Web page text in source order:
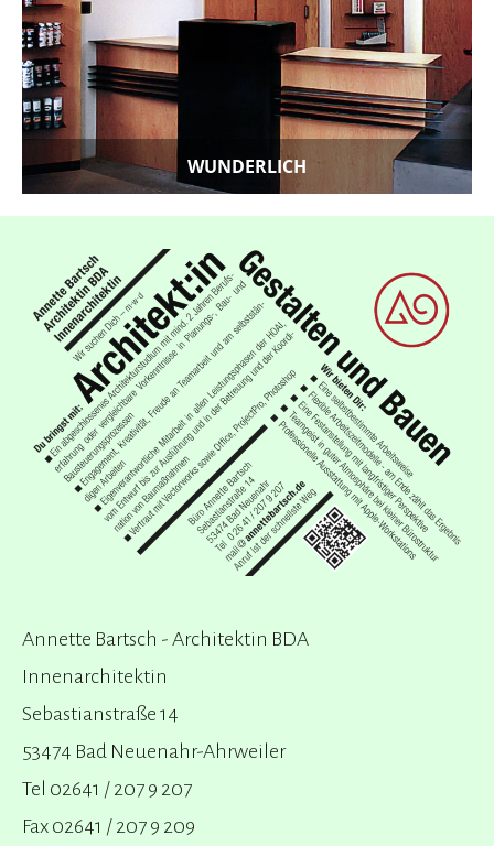
WUNDERLICH
Annette Bartsch - Architektin BDA
Innenarchitektin
Sebastianstraße 14
53474 Bad Neuenahr-Ahrweiler
Tel 02641 / 207 9 207
Fax 02641 / 207 9 209